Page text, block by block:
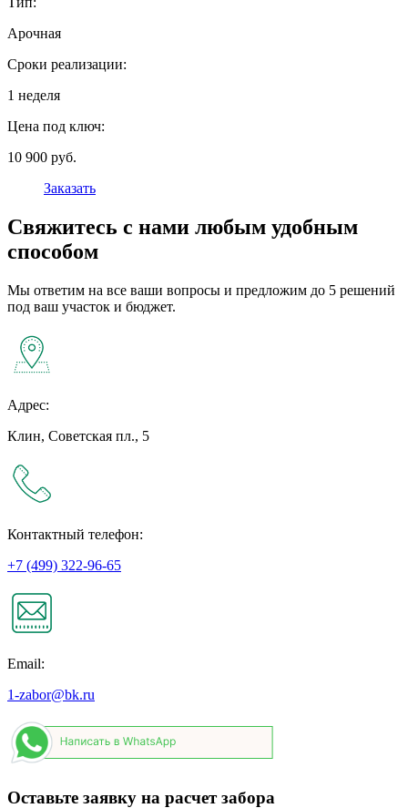
Арочная
Сроки реализации:
1 неделя
Цена под ключ:
10 900 руб.
Заказать
Свяжитесь с нами любым удобным
способом
Мы ответим на все ваши вопросы и предложим до 5 решений
под ваш участок и бюджет.
Адрес:
Клин, Советская пл., 5
Контактный телефон:
+7 (499) 322-96-65
Email:
1-zabor@bk.ru
Оставьте заявку на расчет забора